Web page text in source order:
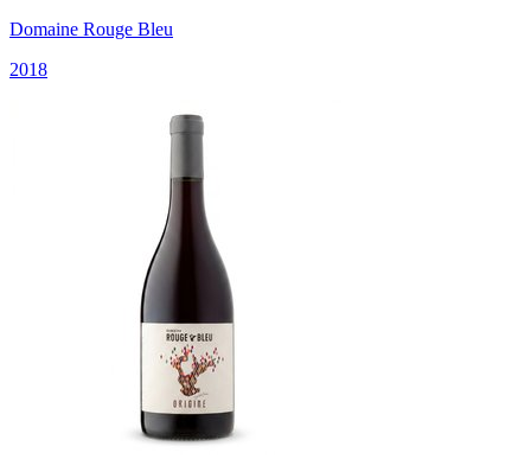
Domaine Rouge Bleu
2018